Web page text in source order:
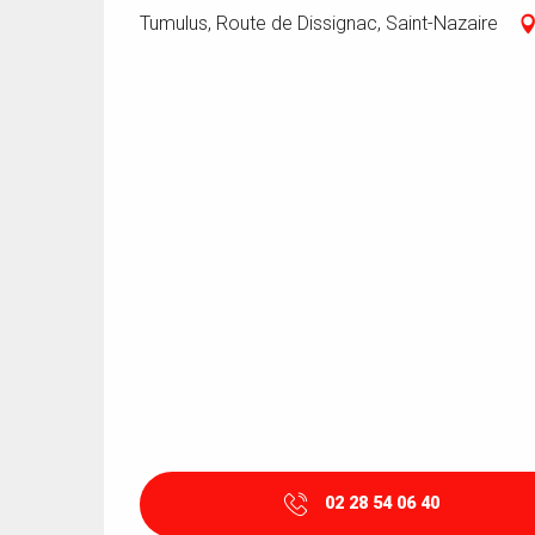
Tumulus, Route de Dissignac, Saint-Nazaire
02 28 54 06 40